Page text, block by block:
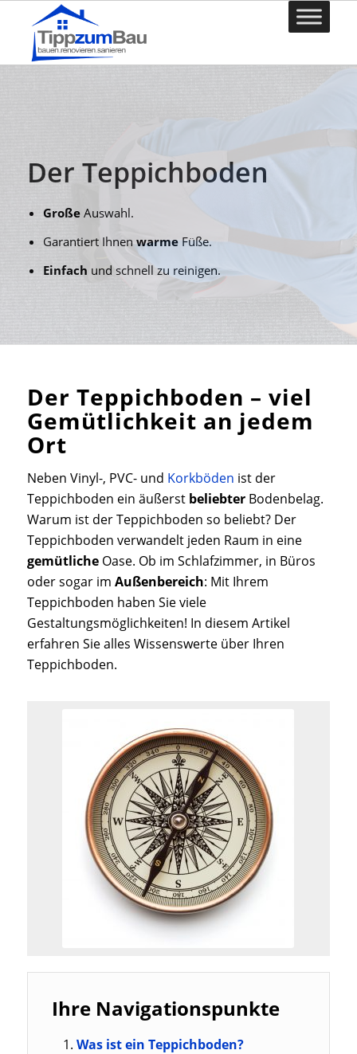
Der Teppichboden
Große Auswahl.
Garantiert Ihnenwarme Füße.
Einfach und schnell zu reinigen.
Der Teppichboden – viel
Gemütlichkeit an jedem
Ort
Neben Vinyl-, PVC- und Korkböden ist der
Teppichboden ein äußerst beliebterBodenbelag.
Warum ist der Teppichboden so beliebt? Der
Teppichboden verwandelt jeden Raum in eine
gemütlicheOase. Ob im Schlafzimmer, in Büros
oder sogar im Außenbereich: Mit Ihrem
Teppichboden haben Sie viele
Gestaltungsmöglichkeiten! In diesem Artikel
erfahren Sie alles Wissenswerte über Ihren
Teppichboden.
Ihre Navigationspunkte
Was ist ein Teppichboden?